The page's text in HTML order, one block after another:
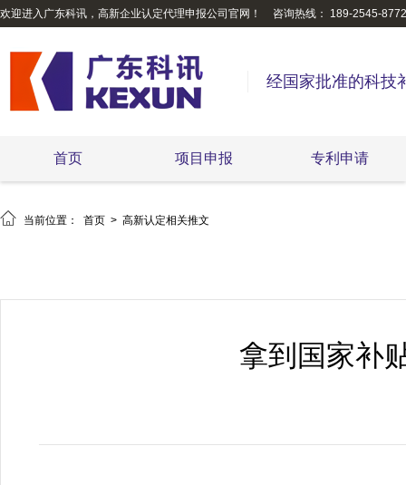
欢迎进入广东科讯，高新企业认定代理申报公司官网！ 咨询热线： 189-2545-8772
经国家批准的科技
首页 项目申报 专利申请
 当前位置： 首页 > 高新认定相关推文
拿到国家补